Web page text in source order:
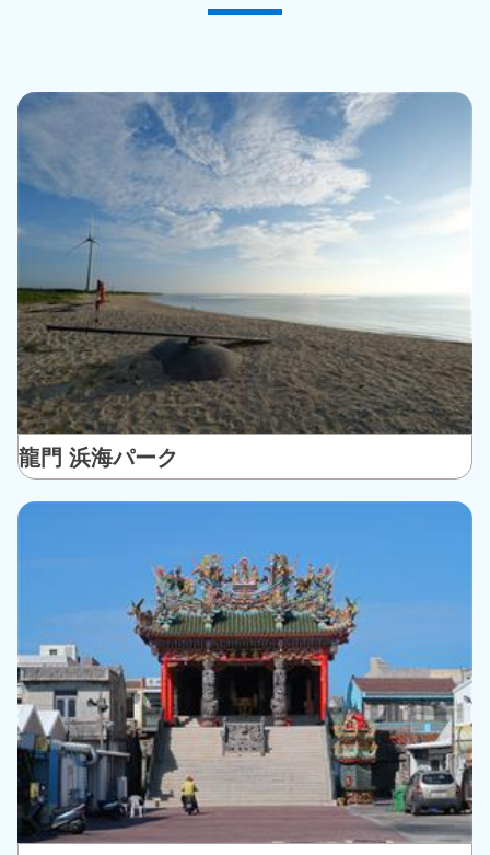
龍門 浜海パーク